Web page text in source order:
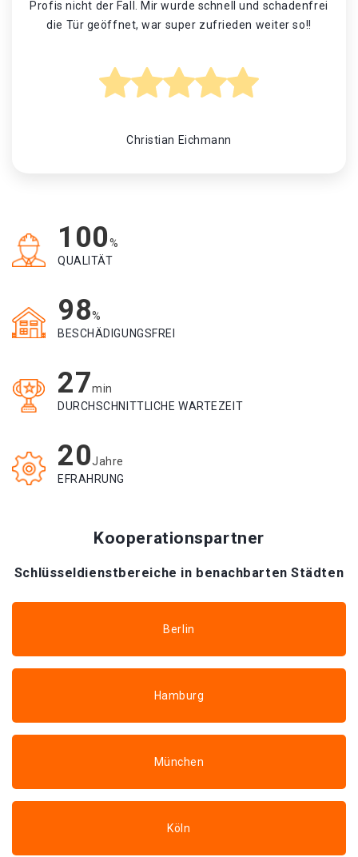
Profis nicht der Fall. Mir wurde schnell und schadenfrei
die Tür geöffnet, war super zufrieden weiter so!!
Christian Eichmann
100%
QUALITÄT
98%
BESCHÄDIGUNGSFREI
27min
DURCHSCHNITTLICHE WARTEZEIT
20Jahre
EFRAHRUNG
Kooperationspartner
Schlüsseldienstbereiche in benachbarten Städten
Berlin
Hamburg
München
Köln